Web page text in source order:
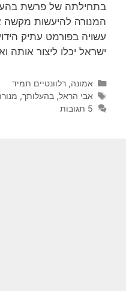
בתחילתה של פרשת
המנורה להיעשות מקשה
ישראל יכלו ליצור
קטגוריות
אמונה, רלוונטיים תמיד
תגיות
אבי הראל, בהעלותך,
5 תגובות